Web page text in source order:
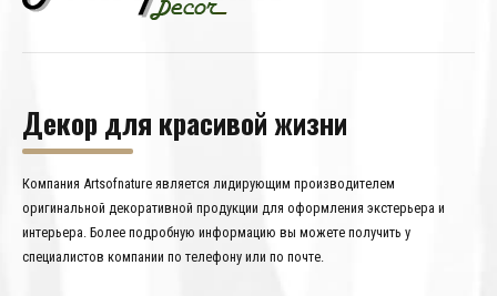
Декор для красивой жизни
Компания Artsofnature является лидирующим производителем
оригинальной декоративной продукции для оформления экстерьера и
интерьера. Более подробную информацию вы можете получить у
специалистов компании по телефону или по почте.